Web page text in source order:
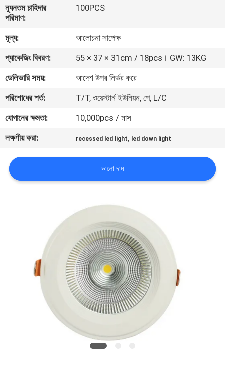
কারখানা
মান
নিয়ন্ত্রণ
করুন
উদ্ধৃতির
জন্য
PRIVACY
POLICY
ন্যূনতম চাহিদার
পরিমাণ:
100PCS
মূল্য:
আলোচনা সাপেক্ষ
প্যাকেজিং বিবরণ:
55 × 37 × 31cm / 18pcs। GW: 13KG
ডেলিভারি সময়:
আদেশ উপর নির্ভর করে
পরিশোধের শর্ত:
T/T, ওয়েস্টার্ন ইউনিয়ন, পে, L/C
যোগানের ক্ষমতা:
10,000pcs / মাস
লক্ষণীয় করা:
recessed led light, led down light
ভালো দাম